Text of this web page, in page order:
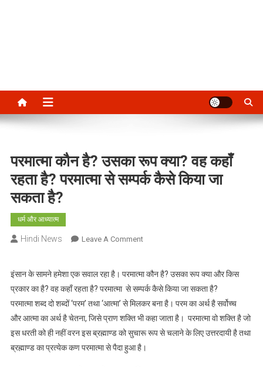
परमात्मा कौन है? उसका रूप क्या? वह कहाँ
रहता है? परमात्मा से सम्पर्क कैसे किया जा
सकता है?
धर्म और आध्यात्म
Hindi News Leave A CommentOn
है?
उसका
रूप
क्या?
वह
कहाँ
इंसान के सामने हमेशा एक सवाल रहा है। परमात्मा कौन है? उसका रूप क्या और किस
प्रकार का है? वह कहाँ रहता है? परमात्मा से सम्पर्क कैसे किया जा सकता है?
परमात्मा शब्द दो शब्दों ‘परम’ तथा ‘आत्मा’ से मिलकर बना है। परम का अर्थ है सर्वोच्च
और आत्मा का अर्थ है चेतना, जिसे प्राण शक्ति भी कहा जाता है। परमात्मा वो शक्ति है जो
इस धरती को ही नहीं वरन इस ब्रह्माण्ड को सुचारू रूप से चलाने के लिए उत्तरदायी है तथा
ब्रह्माण्ड का प्रत्येक कण परमात्मा से पैदा हुआ है।